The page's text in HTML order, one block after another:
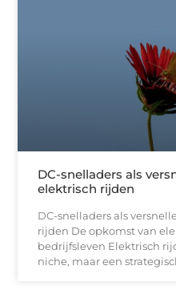
DC-snelladers als
elektrisch rijden
DC-snelladers als
rijden De opkomst van
bedrijfsleven Elektrisch
niche, maar een